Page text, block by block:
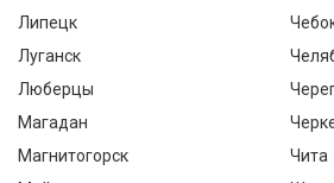
Липецк
Луганск
Люберцы
Магадан
Магнитогорск
Чита